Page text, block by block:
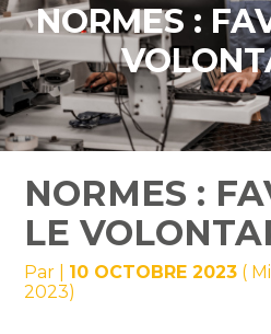
NORMES :
NORMES :
LE
Par 10 OCTOBRE 2023 (
2023)